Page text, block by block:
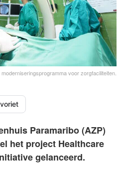
voor zorgfaciliteiten.
Paramaribo (AZP)
het project Healthcare
gelanceerd.